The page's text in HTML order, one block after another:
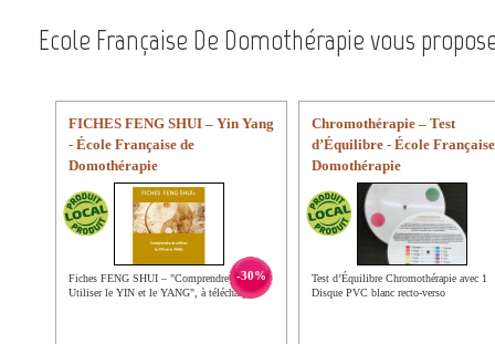
Ecole Française De Domothérapie vous
FICHES FENG SHUI – Yin Yang
- École Française de
Domothérapie
Fiches FENG SHUI – "Comprendre et
Utiliser le YIN et le YANG", à télécharger.
-30%
Chromothérapie – Test
d’Équilibre - École
Domothérapie
Test d’Équilibre Chromothérapie avec 1
Disque PVC blanc recto-verso